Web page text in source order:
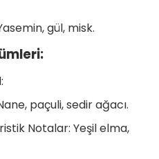
gül, misk.
paçuli, sedir ağacı.
Notalar: Yeşil elma,